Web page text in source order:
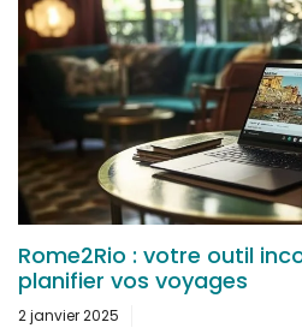
Rome2Rio : votre outil
planifier vos voyages
2 janvier 2025